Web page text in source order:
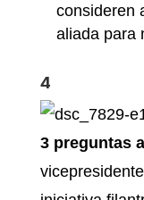
consideren
aliada para
4
3 preguntas